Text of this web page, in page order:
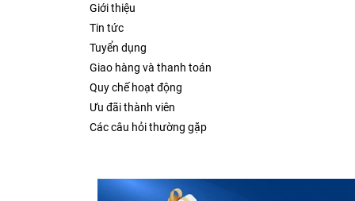
Giới thiệu
Tin tức
Tuyển dụng
Giao hàng và thanh toán
Quy chế hoạt động
Ưu đãi thành viên
Các câu hỏi thường gặp